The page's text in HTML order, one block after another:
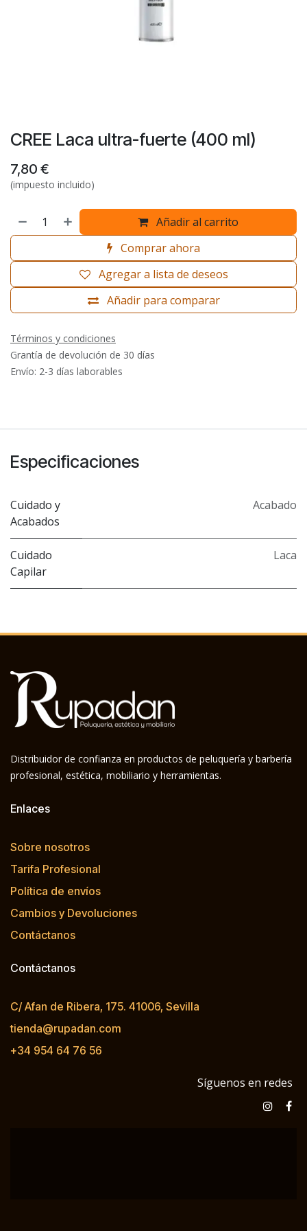
CREE Laca ultra-fuerte (400 ml)
7,80 €
(impuesto incluido)
Añadir al carrito
Comprar ahora
Añadir para comparar
Agregar a lista de deseos
Términos y condiciones
Grantía de devolución de 30 días
Envío: 2-3 días laborables
Especificaciones
Cuidado y
Acabados
Acabado
Cuidado
Capilar
Laca
Distribuidor de confianza en productos de peluquería y barbería
profesional, estética, mobiliario y herramientas.
Enlaces
Sobre nosotros
Tarifa Profesional
Política de envíos
Cambios y Devoluciones
Contáctanos
Contáctanos
C/ Afan de Ribera, 175. 41006, Sevilla
tienda@rupadan.com
+34 954 64 76 56
Síguenos en redes